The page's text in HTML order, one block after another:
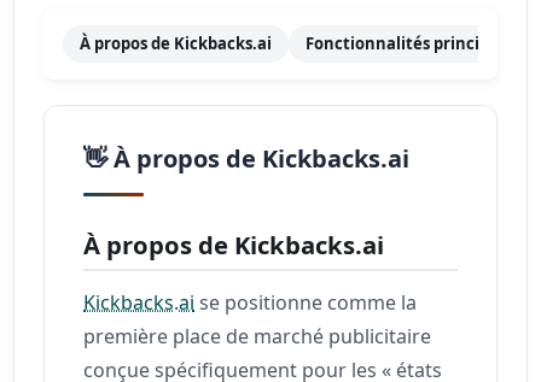
À propos de Kickbacks.ai Fonctionnalités principales
👋 À propos de Kickbacks.ai
À propos de Kickbacks.ai
Kickbacks.ai se positionne comme la
première place de marché publicitaire
conçue spécifiquement pour les « états